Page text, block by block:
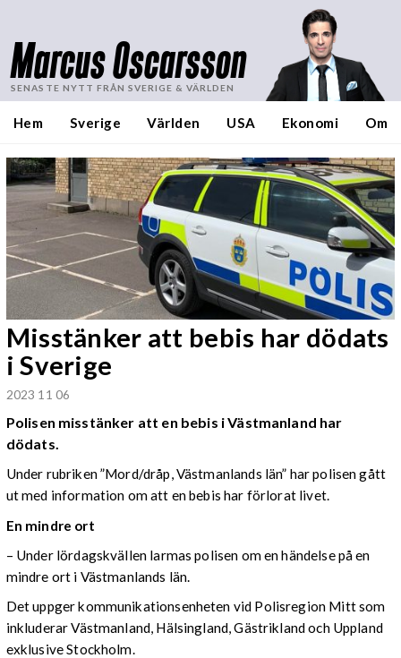
Marcus Oscarsson
SENASTE NYTT FRÅN SVERIGE & VÄRLDEN
Hem Sverige Världen USA Ekonomi Om
Misstänker att bebis har dödats
i Sverige
2023 11 06
Polisen misstänker att en bebis i Västmanland har
dödats.
Under rubriken ”Mord/dråp, Västmanlands län” har polisen gått
ut med information om att en bebis har förlorat livet.
En mindre ort
– Under lördagskvällen larmas polisen om en händelse på en
mindre ort i Västmanlands län.
Det uppger kommunikationsenheten vid Polisregion Mitt som
inkluderar Västmanland, Hälsingland, Gästrikland och Uppland
exklusive Stockholm.